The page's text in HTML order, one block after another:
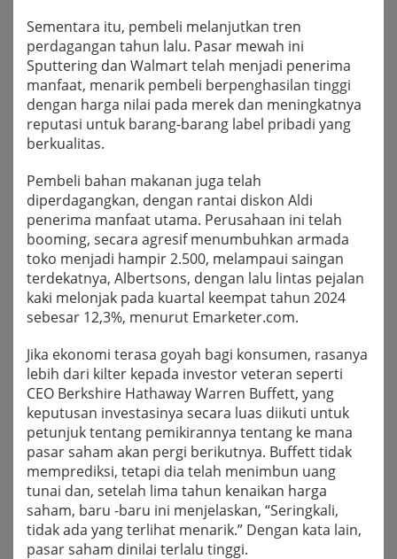
Sementara itu, pembeli melanjutkan tren
perdagangan tahun lalu. Pasar mewah ini
Sputtering dan Walmart telah menjadi penerima
manfaat, menarik pembeli berpenghasilan tinggi
dengan harga nilai pada merek dan meningkatnya
reputasi untuk barang-barang label pribadi yang
berkualitas.
Pembeli bahan makanan juga telah
diperdagangkan, dengan rantai diskon Aldi
penerima manfaat utama. Perusahaan ini telah
booming, secara agresif menumbuhkan armada
toko menjadi hampir 2.500, melampaui saingan
terdekatnya, Albertsons, dengan lalu lintas pejalan
kaki melonjak pada kuartal keempat tahun 2024
sebesar 12,3%, menurut Emarketer.com.
Jika ekonomi terasa goyah bagi konsumen, rasanya
lebih dari kilter kepada investor veteran seperti
CEO Berkshire Hathaway Warren Buffett, yang
keputusan investasinya secara luas diikuti untuk
petunjuk tentang pemikirannya tentang ke mana
pasar saham akan pergi berikutnya. Buffett tidak
memprediksi, tetapi dia telah menimbun uang
tunai dan, setelah lima tahun kenaikan harga
saham, baru -baru ini menjelaskan, “Seringkali,
tidak ada yang terlihat menarik.” Dengan kata lain,
pasar saham dinilai terlalu tinggi.